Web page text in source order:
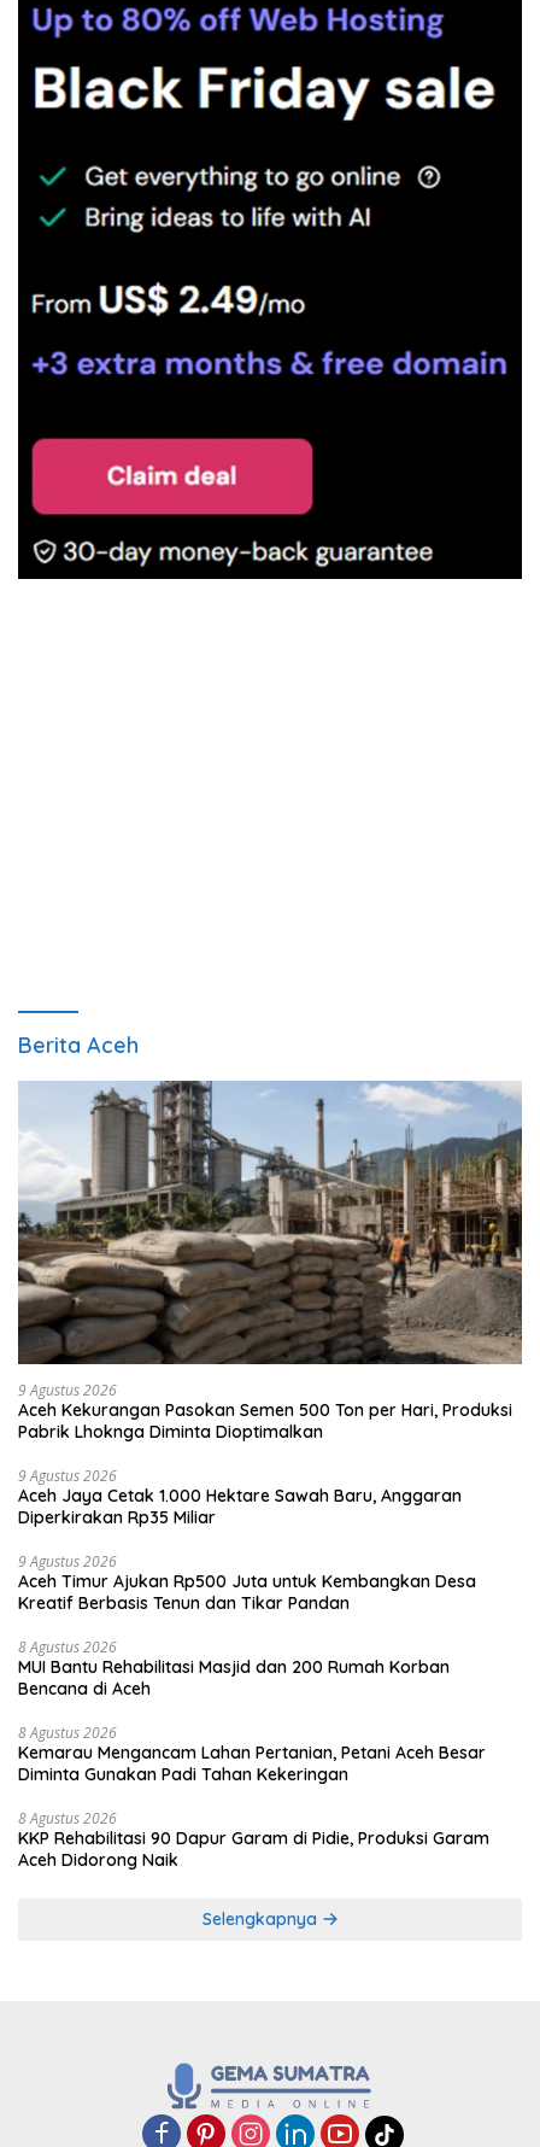
Berita Aceh
9 Agustus 2026
Aceh Kekurangan Pasokan Semen 500 Ton per Hari, Produksi
Pabrik Lhoknga Diminta Dioptimalkan
9 Agustus 2026
Aceh Jaya Cetak 1.000 Hektare Sawah Baru, Anggaran
Diperkirakan Rp35 Miliar
9 Agustus 2026
Aceh Timur Ajukan Rp500 Juta untuk Kembangkan Desa
Kreatif Berbasis Tenun dan Tikar Pandan
8 Agustus 2026
MUI Bantu Rehabilitasi Masjid dan 200 Rumah Korban
Bencana di Aceh
8 Agustus 2026
Kemarau Mengancam Lahan Pertanian, Petani Aceh Besar
Diminta Gunakan Padi Tahan Kekeringan
8 Agustus 2026
KKP Rehabilitasi 90 Dapur Garam di Pidie, Produksi Garam
Aceh Didorong Naik
Selengkapnya